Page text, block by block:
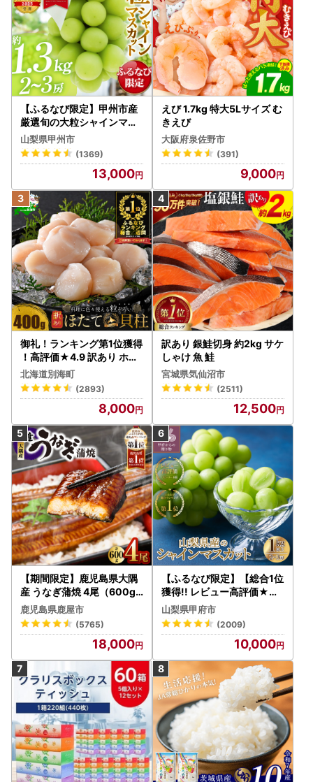
【ふるなび限定】甲州市産
厳選旬の大粒シャインマス
カット 約1.3kg 2～3房【2
026年発送】（MG）B12-
472 FN-Limited-VO シャ
インマスカット フルーツ
山梨県甲州市
(1369)
13,000
えび 1.7kg 特大5Lサイズ む
きえび
大阪府泉佐野市
(391)
9,000
御礼！ランキング第1位獲得
！高評価★4.9 訳あり ホタ
テ 400g（ほたて 帆立 貝柱
冷凍 ）
北海道別海町
(2893)
8,000
訳あり 銀鮭切身 約2kg サケ
しゃけ 魚 鮭
宮城県気仙沼市
(2511)
12,500
【期間限定】鹿児島県大隅
産 うなぎ蒲焼 4尾（600g
） KN007-004-04-cp18
うなぎ 鰻 魚 惣菜 総菜
鹿児島県鹿屋市
(5765)
18,000
【ふるなび限定】【総合1位
獲得!! レビュー高評価★】
〈2026年度配送分〉山梨
県産 シャインマスカット 2
～3房（1.0kg以上）シャイ
ン フルーツ FN-Limited-S
P
山梨県甲府市
(2009)
10,000